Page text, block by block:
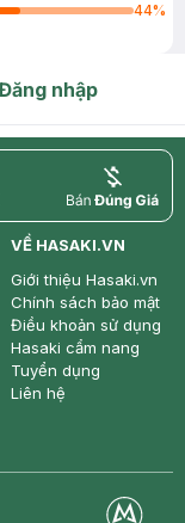
44%
nhập
price
VỀ HASAKI.VN
Giới thiệu Hasaki.vn
Chính sách bảo mật
Điều khoản sử dụng
Hasaki cẩm nang
Tuyển dụng
Liên hệ